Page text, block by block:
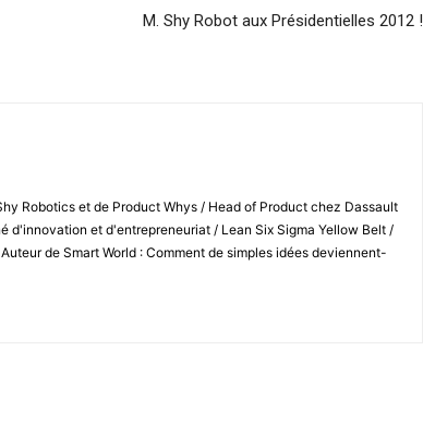
M. Shy Robot aux Présidentielles 2012 !
Robotics et de Product Whys / Head of Product chez Dassault
d'innovation et d'entrepreneuriat / Lean Six Sigma Yellow Belt /
de Smart World : Comment de simples idées deviennent-